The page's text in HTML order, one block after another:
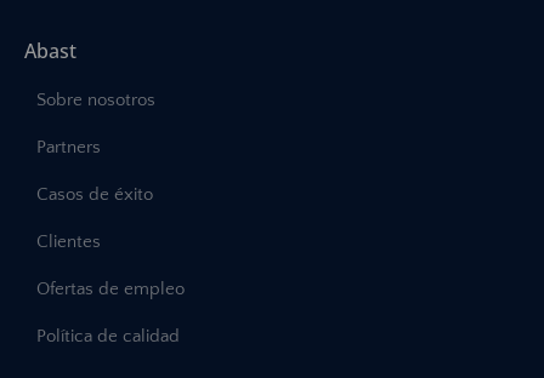
Abast
Sobre nosotros
Partners
Casos de éxito
Clientes
Ofertas de empleo
Política de calidad